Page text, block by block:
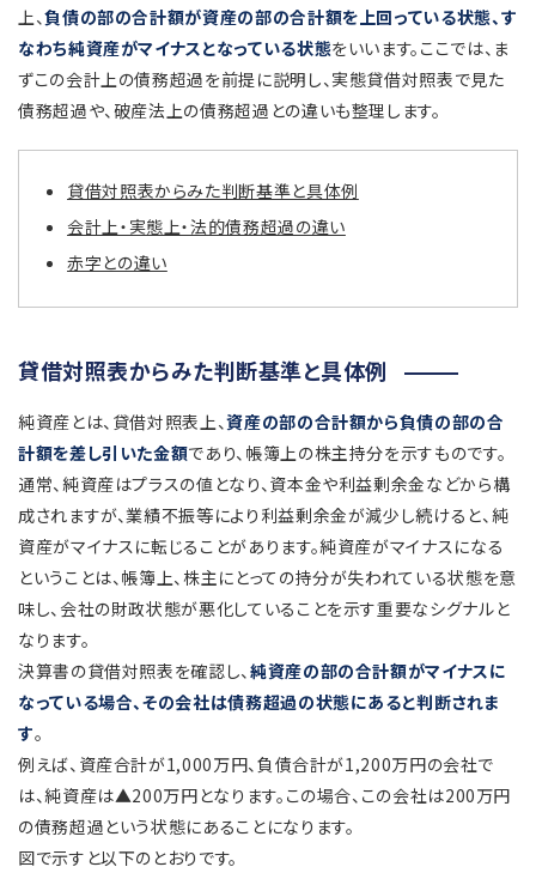
上、負債の部の合計額が資産の部の合計額を上回っている状態、す
なわち純資産がマイナスとなっている状態をいいます。ここでは、ま
ずこの会計上の債務超過を前提に説明し、実態貸借対照表で見た
債務超過や、破産法上の債務超過との違いも整理します。
貸借対照表からみた判断基準と具体例
会計上・実態上・法的債務超過の違い
赤字との違い
貸借対照表からみた判断基準と具体例
純資産とは、貸借対照表上、資産の部の合計額から負債の部の合
計額を差し引いた金額であり、帳簿上の株主持分を示すものです。
通常、純資産はプラスの値となり、資本金や利益剰余金などから構
成されますが、業績不振等により利益剰余金が減少し続けると、純
資産がマイナスに転じることがあります。純資産がマイナスになる
ということは、帳簿上、株主にとっての持分が失われている状態を意
味し、会社の財政状態が悪化していることを示す重要なシグナルと
なります。
決算書の貸借対照表を確認し、純資産の部の合計額がマイナスに
なっている場合、その会社は債務超過の状態にあると判断されま
す。
例えば、資産合計が1,000万円、負債合計が1,200万円の会社で
は、純資産は▲200万円となります。この場合、この会社は200万円
の債務超過という状態にあることになります。
図で示すと以下のとおりです。